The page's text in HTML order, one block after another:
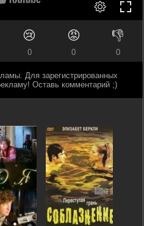
😢
0
😡
0
👎
0
Для зарегистрированных
Оставь комментарий ;)